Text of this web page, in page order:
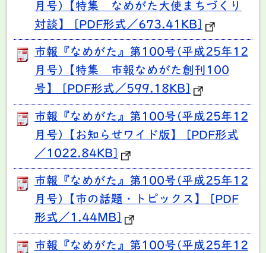
月号)【特集 なめがた大使まちづくり
対談】 [PDF形式／673.41KB]
市報『なめがた』第100号(平成25年12
月号)【特集 市報なめがた創刊100
号】 [PDF形式／599.18KB]
市報『なめがた』第100号(平成25年12
月号)【お知らせワイド版】 [PDF形式
／1022.84KB]
市報『なめがた』第100号(平成25年12
月号)【市の話題・トピックス】 [PDF
形式／1.44MB]
市報『なめがた』第100号(平成25年12